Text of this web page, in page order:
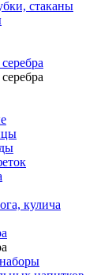
стаканы
кулича